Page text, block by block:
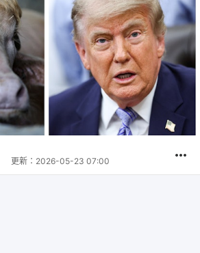
更新： 2026-05-23 07:00